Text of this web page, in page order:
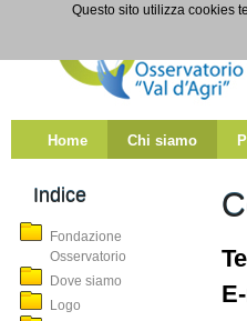
Salta al contenuto
Contatti
Home Chi siamo
Indice
Fondazione
Osservatorio
Dove siamo
Logo
Questo sito utilizza cookies